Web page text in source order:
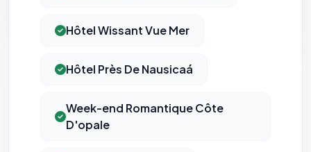
Hôtel Wissant Vue Mer
Hôtel Près De Nausicaá
Week-end Romantique Côte
D'opale